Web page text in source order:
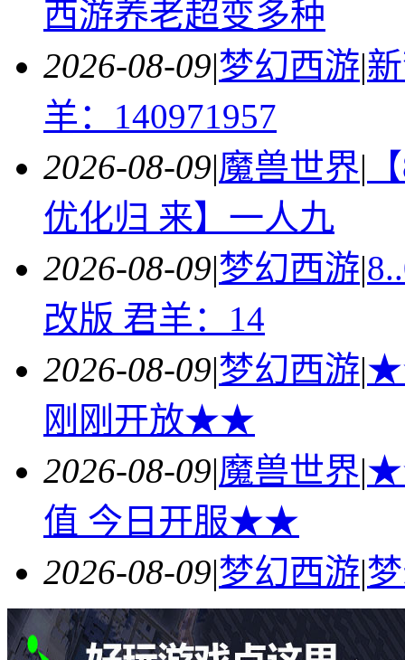
西游养老超变多种
2026-08-09|梦幻西游|
羊：140971957
2026-08-09|魔兽世界|
优化归 来】一人九
2026-08-09|梦幻西游|
改版 君羊：14
2026-08-09|梦幻西游|
刚刚开放★★
2026-08-09|魔兽世界|
值 今日开服★★
2026-08-09|梦幻西游|